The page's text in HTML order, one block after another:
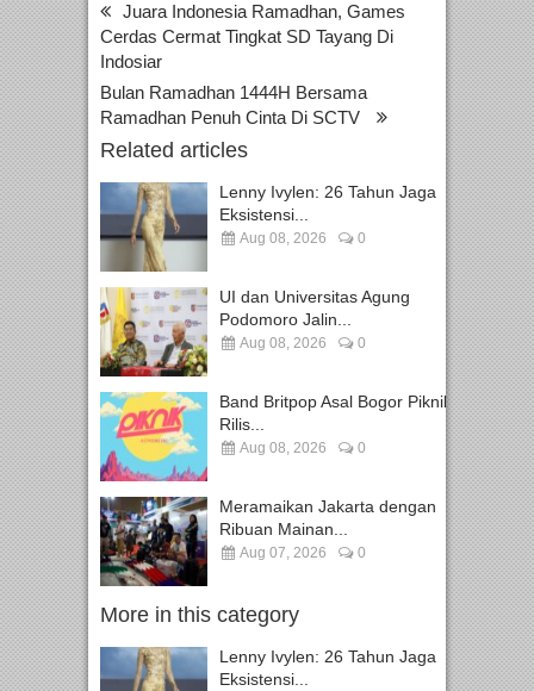
Juara Indonesia Ramadhan, Games
Cerdas Cermat Tingkat SD Tayang Di
Indosiar
Bulan Ramadhan 1444H Bersama
Ramadhan Penuh Cinta Di SCTV
Related articles
Lenny Ivylen: 26 Tahun Jaga
Eksistensi...
Aug 08, 2026 0
UI dan Universitas Agung
Podomoro Jalin...
Aug 08, 2026 0
Band Britpop Asal Bogor Piknik
Rilis...
Aug 08, 2026 0
Meramaikan Jakarta dengan
Ribuan Mainan...
Aug 07, 2026 0
More in this category
Lenny Ivylen: 26 Tahun Jaga
Eksistensi...